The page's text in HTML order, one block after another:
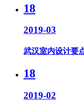
18
2019-03
武汉室内设计要
18
2019-02